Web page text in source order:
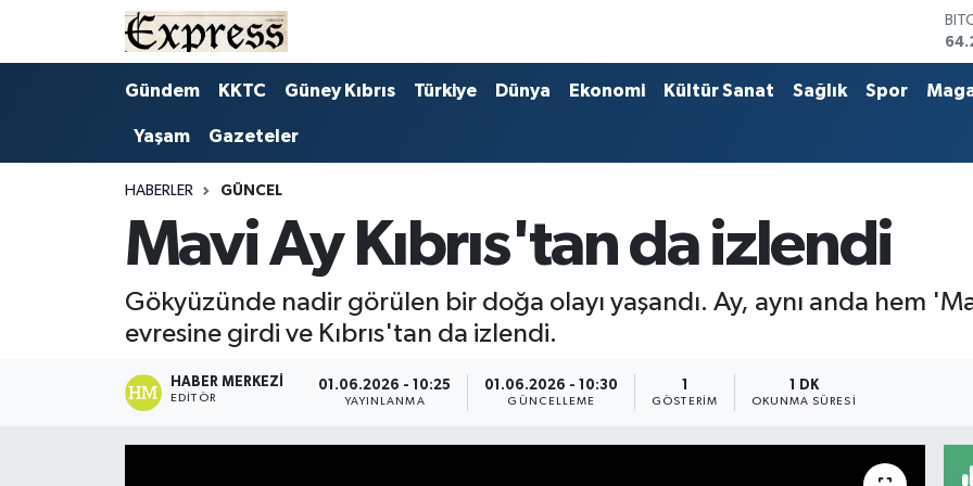
Gündem KKTC Güney Kıbrıs Türkiye Dünya Ekonomi Kültür Sanat Sağlık Spor
Yaşam Gazeteler
HABERLER GÜNCEL
Mavi Ay Kıbrıs'tan da izlendi
Gökyüzünde nadir görülen bir doğa olayı yaşandı. Ay, aynı anda hem
evresine girdi ve Kıbrıs'tan da izlendi.
HABER MERKEZI
EDITÖR
01.06.2026 - 10:25
YAYINLANMA
01.06.2026 - 10:30
GÜNCELLEME
1
GÖSTERIM
1 DK
OKUNMA SÜRESI
ALAYKÖY
ALSANCAK
ÇATALKÖY
EKONOMİ
Hava Durumu
Trafik Durumu
Süper Lig Puan Durumu ve Fikstür
Tüm Manşetler
Son Dakika Haberleri